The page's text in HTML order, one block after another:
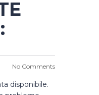
No Comments
disponibile.